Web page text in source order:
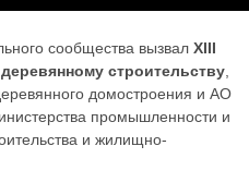
сообщества вызвал ХIII
строительству,
домостроения и АО
промышленности и
и жилищно-